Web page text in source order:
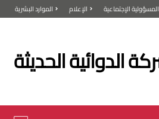
المسؤولية الإجتماعية الإعلام الموارد البشرية
الدوائية الحديثة